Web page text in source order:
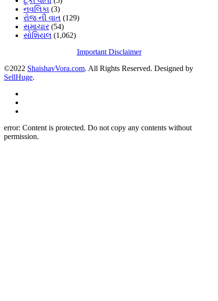
નવલિકા (3)
રોજ ની વાત (129)
સમાચાર (54)
સોશિયલ (1,062)
Important Disclaimer
©2022 ShaishavVora.com. All Rights Reserved. Designed by
SellHuge.
error: Content is protected. Do not copy any contents without
permission.